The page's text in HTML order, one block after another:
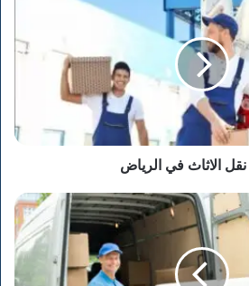
الاثاث في الرياض